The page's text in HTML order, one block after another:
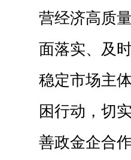
营经济高质
面落实、及
稳定市场主
困行动，切
善政金企合